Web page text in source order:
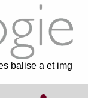
balise a et img